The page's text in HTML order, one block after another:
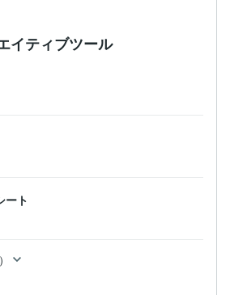
イティブツール
ート